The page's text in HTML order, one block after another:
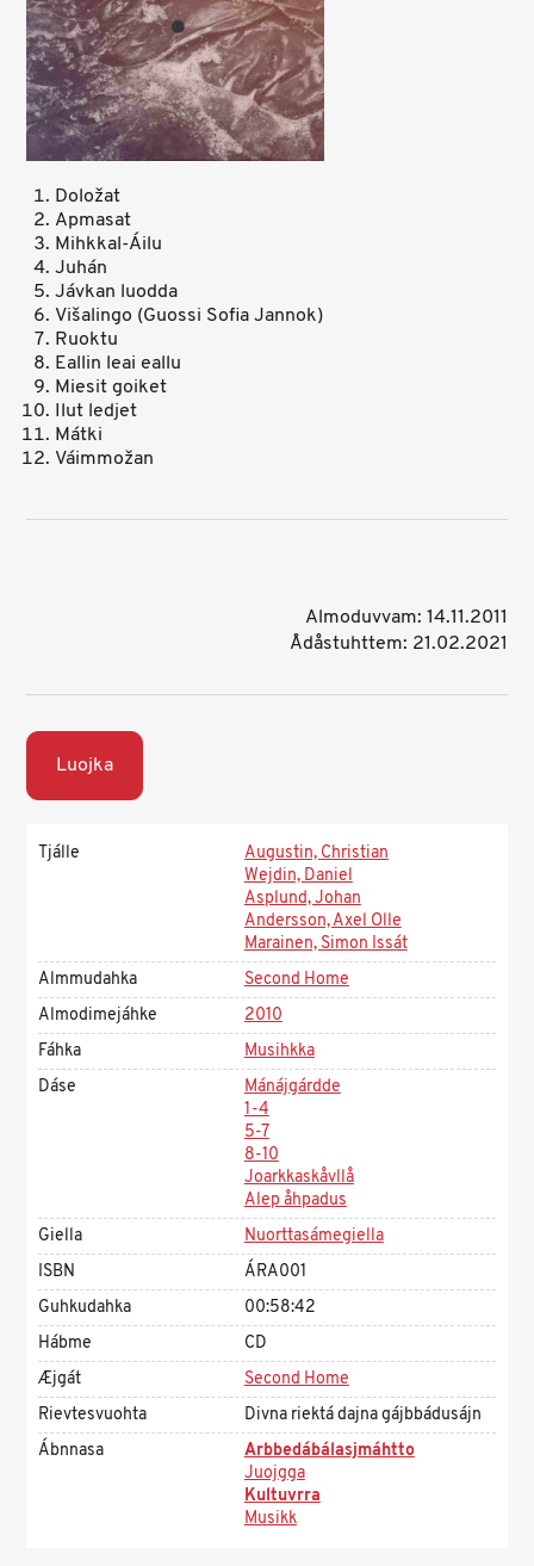
Doložat
Apmasat
Mihkkal-Áilu
Juhán
Jávkan luodda
Višalingo (Guossi Sofia Jannok)
Ruoktu
Eallin leai eallu
Miesit goiket
Ilut ledjet
Mátki
Váimmožan
Almoduvvam: 14.11.2011
Ådåstuhttem: 21.02.2021
Luojka
Tjálle
Augustin, Christian
Wejdin, Daniel
Asplund, Johan
Andersson, Axel Olle
Marainen, Simon Issát
Almmudahka
Second Home
Almodimejáhke
2010
Fáhka
Musihkka
Dáse
Mánájgárdde
1-4
5-7
8-10
Joarkkaskåvllå
Alep åhpadus
Giella
Nuorttasámegiella
ISBN
ÁRA001
Guhkudahka
00:58:42
Hábme
CD
Æjgát
Second Home
Rievtesvuohta
Divna riektá dajna gájbbádusájn
Ábnnasa
Arbbedábálasjmáhtto
Juojgga
Kultuvrra
Musikk